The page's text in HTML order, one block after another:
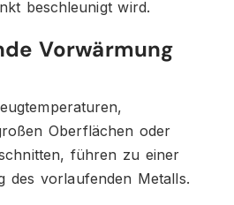
beschleunigt wird.
Vorwärmung
Oberflächen oder
führen zu einer
des vorlaufenden Metalls.